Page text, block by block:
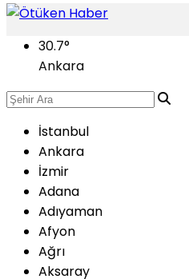
30.7°
Ankara
İstanbul
Ankara
İzmir
Adana
Adıyaman
Afyon
Ağrı
Aksaray